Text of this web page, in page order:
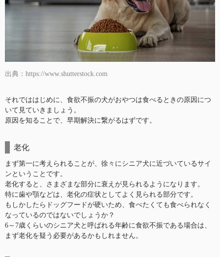
出典：https://www.shutterstock.com
それでははじめに、食欲不振の犬がおやつは食べるときの原因につ
いて見ていきましょう。
原因を知ることで、早期解決に繋がるはずです。
老化
まず第一に考えられることが、徐々にシニア犬に近づいているサイ
ンということです。
老化すると、さまざまな部分に衰えが見られるようになります。
特に歯や顎などは、老化の症状としてよく見られる部分です。
もしかしたらドッグフードが硬いため、食べたくても食べられなく
なっているのではないでしょうか？
6～7歳くらいのシニア犬と呼ばれる年齢に食欲不振である場合は、
まず老化を疑う必要があるかもしれません。